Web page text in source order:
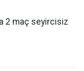
2 maç seyircisiz